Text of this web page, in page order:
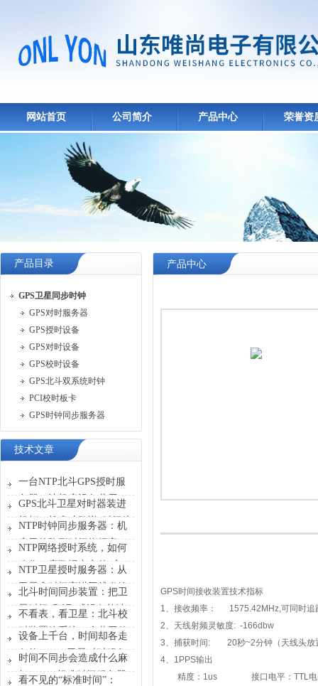
网站首页 公司简介 产品中心 荣誉资
产品目录
GPS卫星同步时钟
GPS对时服务器
GPS授时设备
GPS对时设备
GPS校时设备
GPS北斗双系统时钟
PCI校时板卡
GPS时钟同步服务器
技术文章
一台NTP北斗GPS授时服
务器，让机房设备共用一
张“时刻表”
GPS北斗卫星对时器装进
机柜，机房才敢说“时间统
一”
NTP时钟同步服务器：机
房里的隐形时间指挥官
NTP网络授时系统，如何
稳住一座数据中心的“心
跳”？
NTP卫星授时服务器：从
卫星拿时间塞进网线发给
设备
北斗时间同步装置：把卫
星时间“翻译”成设备能读
懂的信号
不看表，看卫星：北斗校
时装置给系统一个共同的
时间原点
设备上千台，时间却各走
各的？GPS卫星对时服务
器能做什么？
时间不同步会造成什么麻
烦？GPS标准时间服务器
看不见的“标准时间”：
产品中心
GPS时间接收装置技术指标
1、接收频率： 1575.42MHz,可同时追
2、天线射频灵敏度: -166dbw
3、捕获时间: 20秒~2分钟（天线头放
4、1PPS输出
精度：1us 接口电平：TTL电